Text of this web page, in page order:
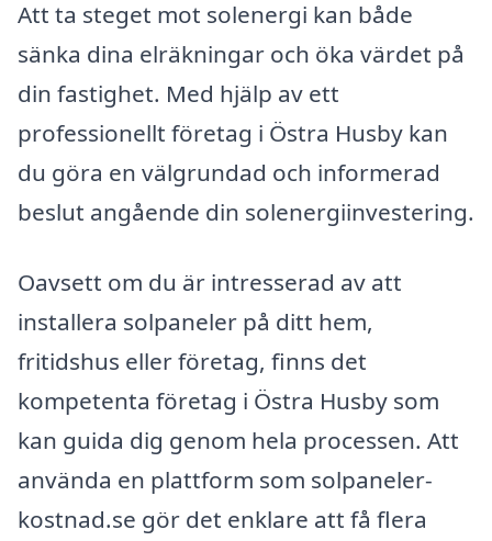
Att ta steget mot solenergi kan både
sänka dina elräkningar och öka värdet på
din fastighet. Med hjälp av ett
professionellt företag i Östra Husby kan
du göra en välgrundad och informerad
beslut angående din solenergiinvestering.
Oavsett om du är intresserad av att
installera solpaneler på ditt hem,
fritidshus eller företag, finns det
kompetenta företag i Östra Husby som
kan guida dig genom hela processen. Att
använda en plattform som solpaneler-
kostnad.se gör det enklare att få flera